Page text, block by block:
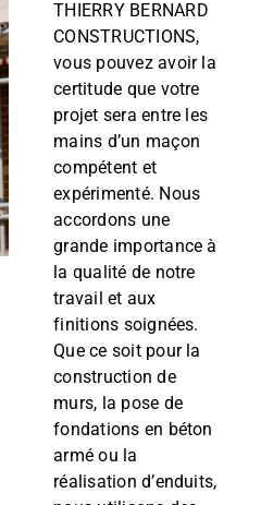
THIERRY BERNARD
CONSTRUCTIONS,
vous pouvez avoir la
certitude que votre
projet sera entre les
mains d’un maçon
compétent et
expérimenté. Nous
accordons une
grande importance à
la qualité de notre
travail et aux
finitions soignées.
Que ce soit pour la
construction de
murs, la pose de
fondations en béton
armé ou la
réalisation d’enduits,